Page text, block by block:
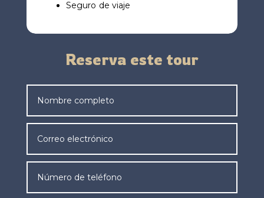
Seguro de viaje
Reserva este tour